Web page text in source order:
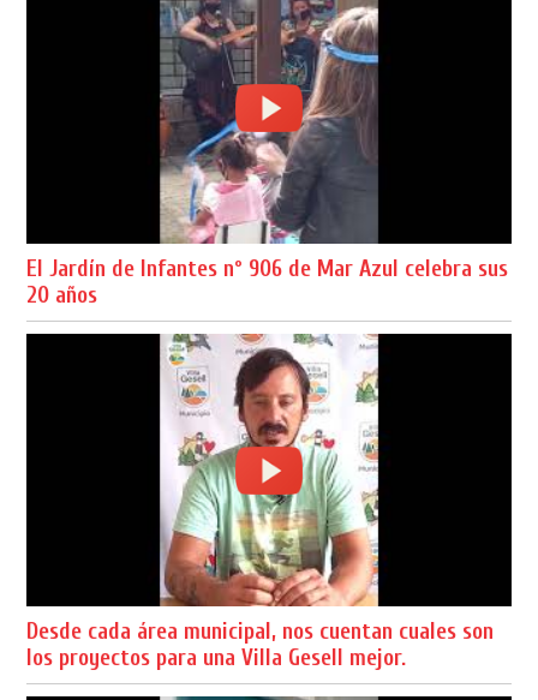
El Jardín de Infantes nº 906 de Mar Azul celebra sus
20 años
Desde cada área municipal, nos cuentan cuales son
los proyectos para una Villa Gesell mejor.